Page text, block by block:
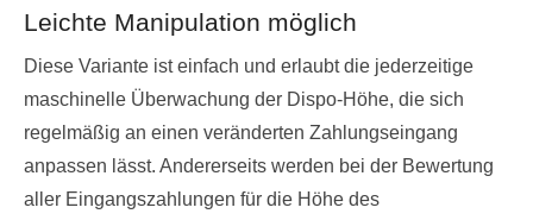
Leichte Manipulation möglich
Diese Variante ist einfach und erlaubt die jederzeitige
maschinelle Überwachung der Dispo-Höhe, die sich
regelmäßig an einen veränderten Zahlungseingang
anpassen lässt. Andererseits werden bei der Bewertung
aller Eingangszahlungen für die Höhe des